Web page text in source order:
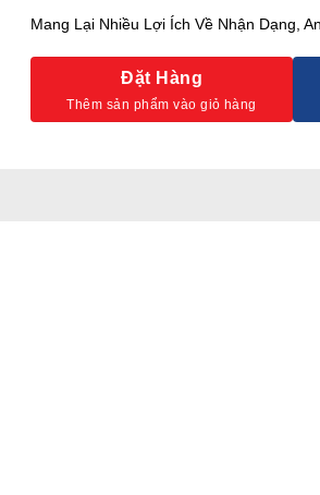
Mang Lại Nhiều Lợi Ích Về Nhận Dạng,
Đặt Hàng